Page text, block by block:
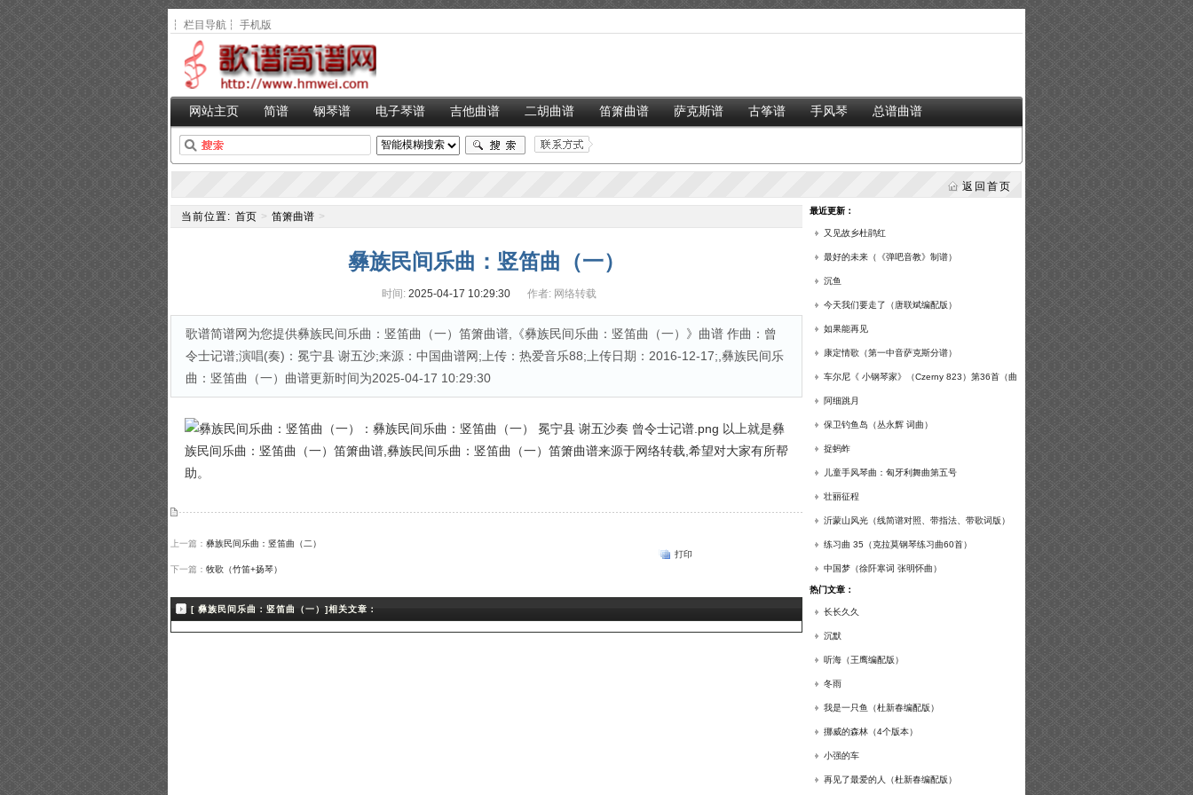
┆ 栏目导航 ┆ 手机版
网站主页 简谱 钢琴谱 电子琴谱 吉他曲谱 二胡曲谱 笛箫曲谱 萨克斯谱 古筝谱 手风琴 总谱曲谱
返回首页
当前位置: 首页 > 笛箫曲谱 >
彝族民间乐曲：竖笛曲（一）
时间: 2025-04-17 10:29:30 作者: 网络转载
歌谱简谱网为您提供彝族民间乐曲：竖笛曲（一）笛箫曲谱,《彝族民间乐曲：竖笛曲（一）》曲谱 作曲：曾
令士记谱;演唱(奏)：冕宁县 谢五沙;来源：中国曲谱网;上传：热爱音乐88;上传日期：2016-12-17;,彝族民间乐
曲：竖笛曲（一）曲谱更新时间为2025-04-17 10:29:30
以上就是彝
族民间乐曲：竖笛曲（一）笛箫曲谱,彝族民间乐曲：竖笛曲（一）笛箫曲谱来源于网络转载,希望对大家有所帮
助。
上一篇： 彝族民间乐曲：竖笛曲（二）
下一篇： 牧歌（竹笛+扬琴）
打印
[ 彝族民间乐曲：竖笛曲（一）]相关文章：
最近更新：
又见故乡杜鹃红
最好的未来（《弹吧音教》制谱）
沉鱼
今天我们要走了（唐联斌编配版）
如果能再见
康定情歌（第一中音萨克斯分谱）
车尔尼《 小钢琴家》（Czerny 823）第36首（曲
谱及练习提示）
阿细跳月
保卫钓鱼岛（丛永辉 词曲）
捉蚂蚱
儿童手风琴曲：匈牙利舞曲第五号
壮丽征程
沂蒙山风光（线简谱对照、带指法、带歌词版）
练习曲 35（克拉莫钢琴练习曲60首）
中国梦（徐阡寒词 张明怀曲）
热门文章：
长长久久
沉默
听海（王鹰编配版）
冬雨
我是一只鱼（杜新春编配版）
挪威的森林（4个版本）
小强的车
再见了最爱的人（杜新春编配版）